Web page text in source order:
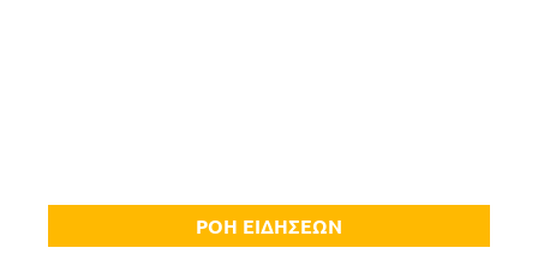
ΡΟΗ ΕΙΔΗΣΕΩΝ